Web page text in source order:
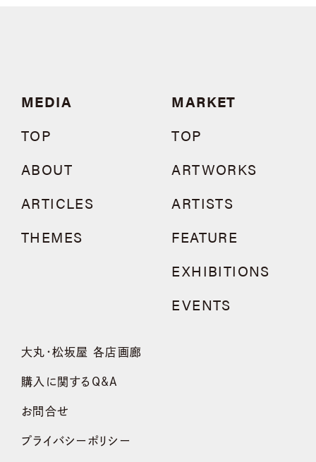
MEDIA
TOP
ABOUT
ARTICLES
THEMES
MARKET
TOP
ARTWORKS
ARTISTS
FEATURE
EXHIBITIONS
EVENTS
大丸・松坂屋 各店画廊
購入に関するQ&A
お問合せ
プライバシーポリシー